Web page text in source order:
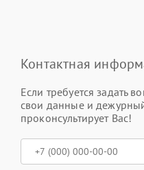
Контактная
Если требуется задать
свои данные и
проконсультирует Вас!